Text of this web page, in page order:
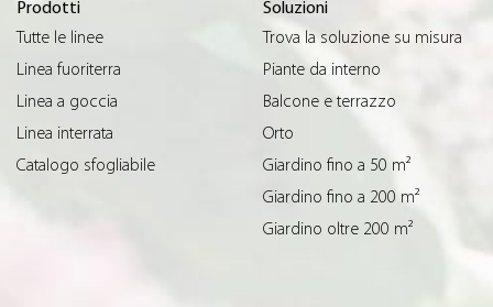
Prodotti
Tutte le linee
Linea fuoriterra
Linea a goccia
Linea interrata
Catalogo sfogliabile
Soluzioni
Trova la soluzione su misura
Piante da interno
Balcone e terrazzo
Orto
Giardino fino a 50 m²
Giardino fino a 200 m²
Giardino oltre 200 m²